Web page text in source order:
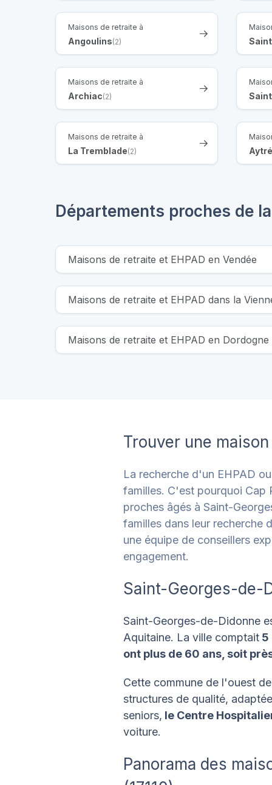
Maisons de retraite à
Angoulins(2)
Maisons de retraite à
Archiac(2)
Maisons de retraite à
La Tremblade(2) Aytré
Départements proches de
Maisons de retraite et EHPAD en Vendée
Maisons de retraite et EHPAD dans la
Maisons de retraite et EHPAD en Dordogne
Trouver une
La recherche d'un EHPAD
familles. C'est pourquoi Cap
proches âgés à Saint-
familles dans leur recherche
une équipe de conseillers
engagement.
Saint-Georges-de-
Saint-Georges-de-Didonne
Aquitaine. La ville comptait5
ont plus de 60 ans, soit
Cette commune de l'ouest
structures de qualité,
seniors, le Centre
voiture.
Panorama des